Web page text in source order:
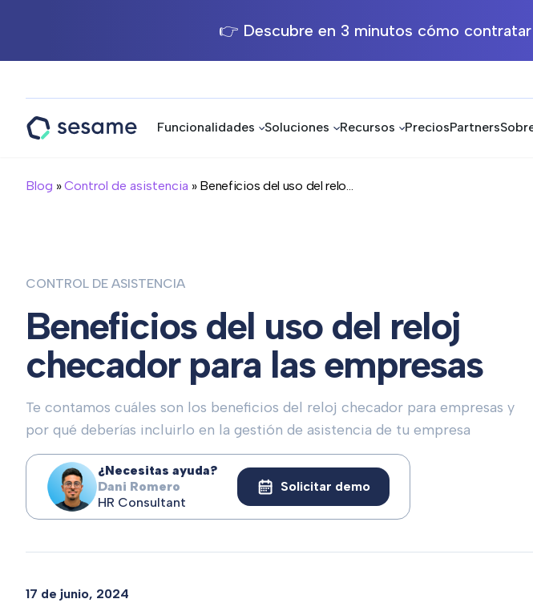
👉 Descubre en 3 minutos cómo
Funcionalidades Soluciones Recursos PreciosPartners
Blog »Control de asistencia » Beneficios del uso del relo...
CONTROL DE ASISTENCIA
Beneficios del uso del reloj
checador para las empresas
Te contamos cuáles son los beneficios del reloj checador para empresas y
por qué deberías incluirlo en la gestión de asistencia de tu empresa
¿Necesitas ayuda?
Dani Romero
HR Consultant
Solicitar demo
17 de junio, 2024